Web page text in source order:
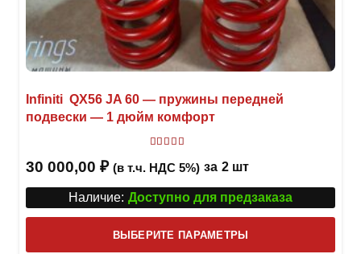
Infiniti QX56 JA 60 — пружины передней
подвески — 1 дюйм комфорт
30 000,00 ₽ (в т.ч. НДС 5%) за 2 шт
Наличие: Доступно для предзаказа
ВЫБЕРИТЕ ПАРАМЕТРЫ
товар